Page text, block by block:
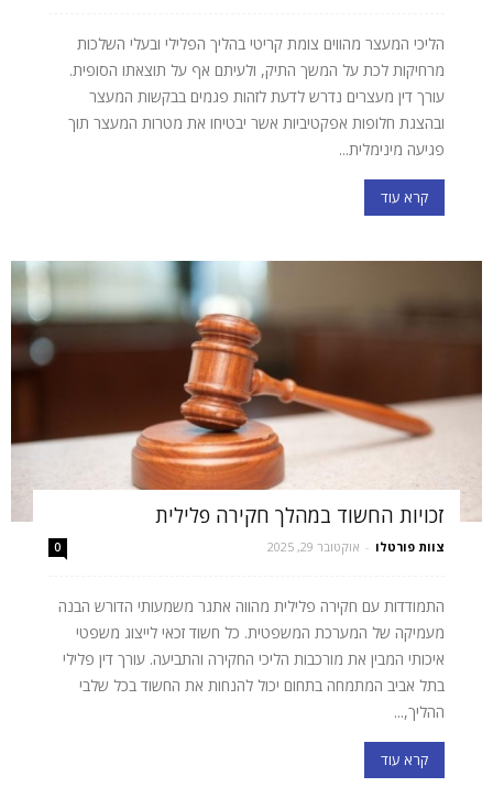
הליכי המעצר מהווים צומת קריטי בהליך הפלילי ובעלי השלכות
מרחיקות לכת על המשך התיק, ולעיתם אף על תוצאתו הסופית.
עורך דין מעצרים נדרש לדעת לזהות פגמים בבקשות המעצר
ובהצגת חלופות אפקטיביות אשר יבטיחו את מטרות המעצר תוך
פגיעה מינימלית...
קרא עוד
זכויות החשוד במהלך חקירה פלילית
צוות פורטלו - אוקטובר 29, 2025 0
התמודדות עם חקירה פלילית מהווה אתגר משמעותי הדורש הבנה
מעמיקה של המערכת המשפטית. כל חשוד זכאי לייצוג משפטי
איכותי המבין את מורכבות הליכי החקירה והתביעה. עורך דין פלילי
בתל אביב המתמחה בתחום יכול להנחות את החשוד בכל שלבי
ההליך,...
קרא עוד